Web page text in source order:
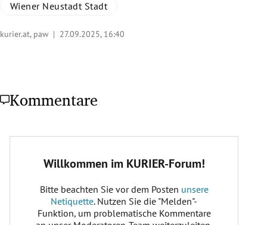
Wiener Neustadt Stadt
kurier.at, paw | 27.09.2025, 16:40
Kommentare